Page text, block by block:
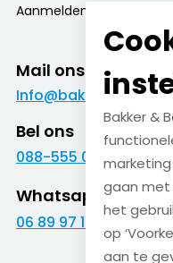
Aanmelden nieuwsbrief
Mail ons
Bel ons
088-555 09 09
Whatsapp
06 89 97 16 01
Bakker &
gaan met
het
op
aan te